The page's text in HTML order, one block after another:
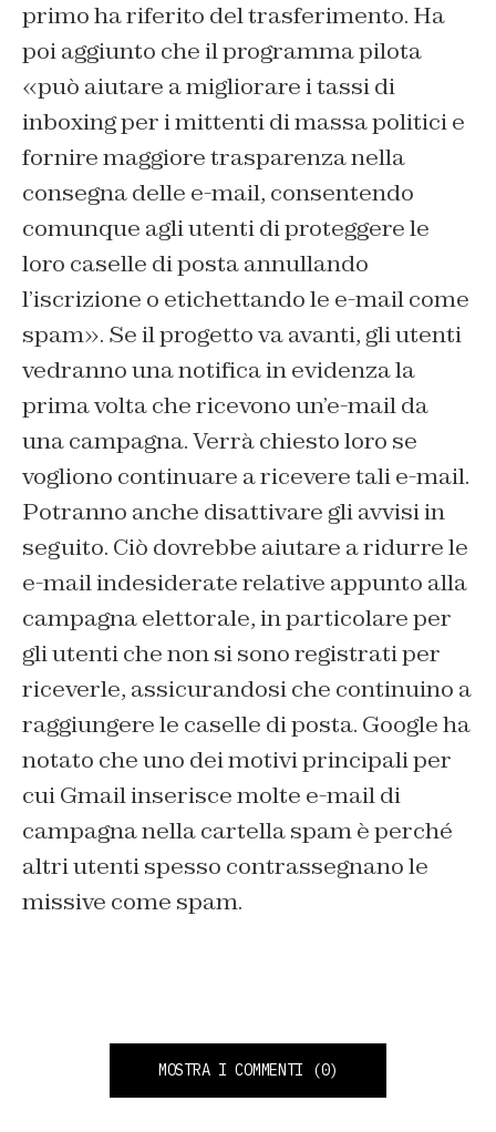
primo ha riferito del trasferimento. Ha
poi aggiunto che il programma pilota
«può aiutare a migliorare i tassi di
inboxing per i mittenti di massa politici e
fornire maggiore trasparenza nella
consegna delle e-mail, consentendo
comunque agli utenti di proteggere le
loro caselle di posta annullando
l’iscrizione o etichettando le e-mail come
spam». Se il progetto va avanti, gli utenti
vedranno una notifica in evidenza la
prima volta che ricevono un’e-mail da
una campagna. Verrà chiesto loro se
vogliono continuare a ricevere tali e-mail.
Potranno anche disattivare gli avvisi in
seguito. Ciò dovrebbe aiutare a ridurre le
e-mail indesiderate relative appunto alla
campagna elettorale, in particolare per
gli utenti che non si sono registrati per
riceverle, assicurandosi che continuino a
raggiungere le caselle di posta. Google ha
notato che uno dei motivi principali per
cui Gmail inserisce molte e-mail di
campagna nella cartella spam è perché
altri utenti spesso contrassegnano le
missive come spam.
MOSTRA I COMMENTI (0)